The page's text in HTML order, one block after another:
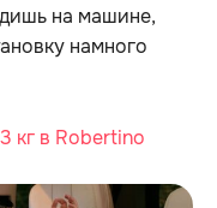
на машине,
намного
кг в Robertino